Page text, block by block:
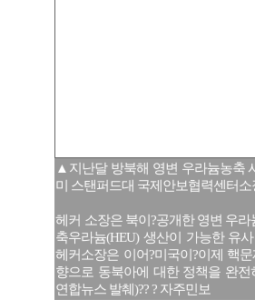
▲지난달 방북해 영변 우라늄농축
미 스탠퍼드대 국제안보협력센터소
헤커 소장은 북이?공개한 영변 우
축우라늄(HEU) 생산이 가능한 유
헤커소장은 이어?미국이?이제 핵
향으로 동북아에 대한 정책을 완
연합뉴스 발췌)?? ? 자주민보